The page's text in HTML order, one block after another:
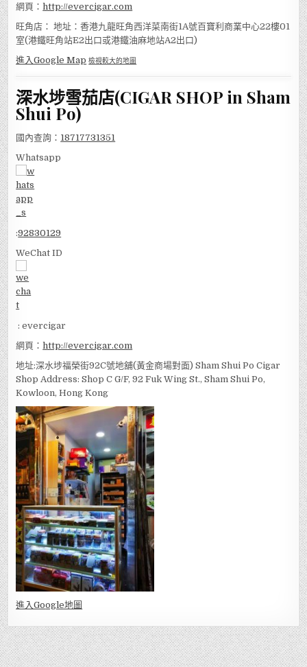
網頁：http://evercigar.com
旺角店： 地址：香港九龍旺角西洋菜南街1A號百寶利商業中心22樓01
室(港鐵旺角站E2出口或港鐵油麻地站A2出口)
進入Google Map 檢視較大的地圖
深水埗雪茄店(CIGAR SHOP in Sham
Shui Po)
國內查詢： 18717731351
Whatsapp
:92830129
WeChat ID
: evercigar
網頁：http://evercigar.com
地址:深水埗福榮街92C號地舖(黃金商場對面) Sham Shui Po Cigar
Shop Address: Shop C G/F, 92 Fuk Wing St., Sham Shui Po,
Kowloon, Hong Kong
進入Google地圖